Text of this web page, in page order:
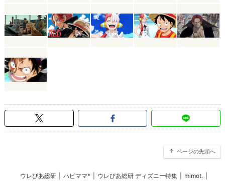
ページの先頭へ
ウレぴあ総研 ハピママ* ウレぴあ総研 ディズニー特集 mimot.